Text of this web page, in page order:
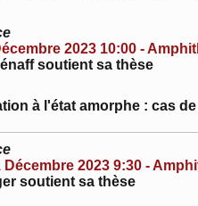
2023 10:00 -
soutient sa thèse
à l'état amorphe : cas
Décembre 2023 9:30 -
soutient sa thèse